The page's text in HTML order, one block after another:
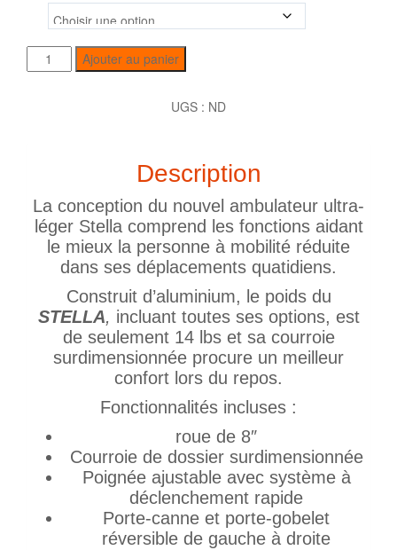
Ajouter au panier
UGS : ND
Description
La conception du nouvel ambulateur ultra-
léger Stella comprend les fonctions aidant
le mieux la personne à mobilité réduite
dans ses déplacements quatidiens.
Construit d’aluminium, le poids du
STELLA, incluant toutes ses options, est
de seulement 14 lbs et sa courroie
surdimensionnée procure un meilleur
confort lors du repos.
Fonctionnalités incluses :
roue de 8″
Courroie de dossier surdimensionnée
Poignée ajustable avec système à
déclenchement rapide
Porte-canne et porte-gobelet
réversible de gauche à droite